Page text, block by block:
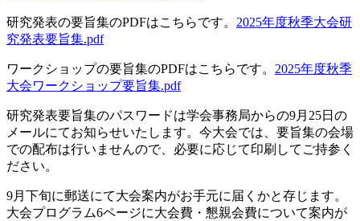
研究発表の要旨集のPDFはこちらです。 2025年度秋季大会研
究発表要旨集.pdf
ワークショップの要旨集のPDFはこちらです。 2025年度秋季
大会ワークショップ要旨集.pdf
研究発表要旨集のパスワードは学会事務局からの9月25日の
メールにてお知らせいたします。今大会では、要旨集の会場
での配布は行いませんので、必要に応じて印刷してご持参く
ださい。
9月下旬に郵送にて大会案内がお手元に届くかと存じます。
大会プログラム6ページに大会費・懇親会費について案内が